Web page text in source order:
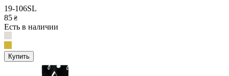
19-106SL
85 ₴
Есть в наличии
Купить